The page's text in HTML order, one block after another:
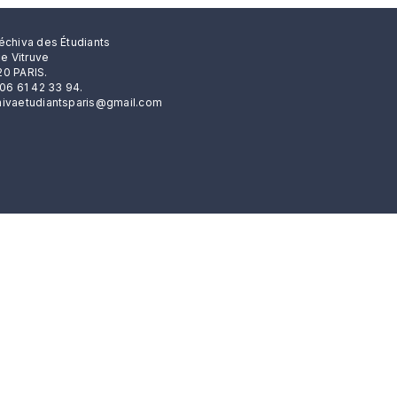
des Étudiants
Vitruve
PARIS.
61 42 33 94.